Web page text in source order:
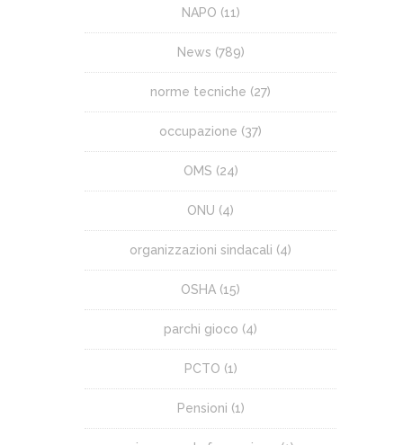
NAPO (11)
News (789)
norme tecniche (27)
occupazione (37)
OMS (24)
ONU (4)
organizzazioni sindacali (4)
OSHA (15)
parchi gioco (4)
PCTO (1)
Pensioni (1)